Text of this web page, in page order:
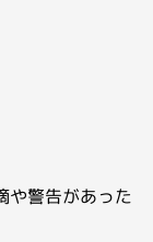
や警告があった